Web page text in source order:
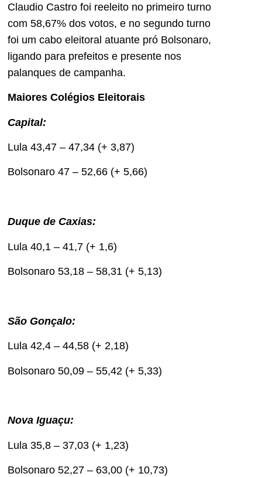
Claudio Castro foi reeleito no primeiro turno
com 58,67% dos votos, e no segundo turno
foi um cabo eleitoral atuante pró Bolsonaro,
ligando para prefeitos e presente nos
palanques de campanha.
Maiores Colégios Eleitorais
Capital:
Lula 43,47 – 47,34 (+ 3,87)
Bolsonaro 47 – 52,66 (+ 5,66)
Duque de Caxias:
Lula 40,1 – 41,7 (+ 1,6)
Bolsonaro 53,18 – 58,31 (+ 5,13)
São Gonçalo:
Lula 42,4 – 44,58 (+ 2,18)
Bolsonaro 50,09 – 55,42 (+ 5,33)
Nova Iguaçu:
Lula 35,8 – 37,03 (+ 1,23)
Bolsonaro 52,27 – 63,00 (+ 10,73)